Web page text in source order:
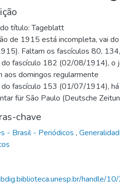
título: Tageblatt
de 1915 está incompleta, vai
Faltam os fascículos 80,
fascículo 182 (02/08/1914), o
aos domingos regularmente
fascículo 153 (01/07/1914), há
für São Paulo (Deutsche
chave
- Brasil - Periódicos ,
handle/